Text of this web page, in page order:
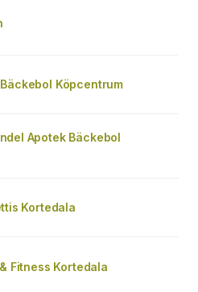
Köpcentrum
Apotek Bäckebol
Kortedala
Fitness Kortedala